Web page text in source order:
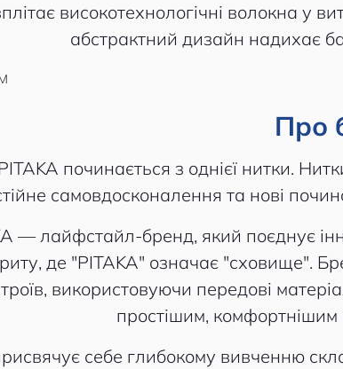
високотехнологічні волокна у
абстрактний дизайн надихає
Про
PITAKA починається з однієї нитки.
самовдосконалення та нові
— лайфстайл-бренд, який поєднує
де "PITAKA" означає "сховище".
використовуючи передові
простішим, комфортнішим
себе глибокому вивченню